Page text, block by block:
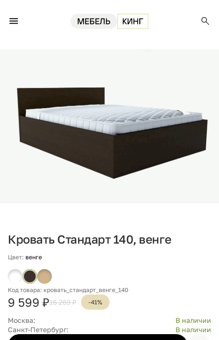
Кровать Стандарт 140, венге
Цвет: венге
Код товара: кровать_стандарт_венге_140
9 599 ₽16 269 ₽ -41%
Москва:
В наличии
Санкт-Петербург:
В наличии